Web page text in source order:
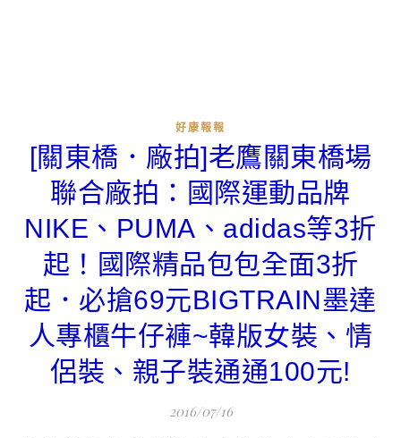
好康報報
[關東橋．廠拍]老鷹關東橋場
聯合廠拍：國際運動品牌
NIKE、PUMA、adidas等3折
起！國際精品包包全面3折
起．必搶69元BIGTRAIN墨達
人專櫃牛仔褲~韓版女裝、情
侶裝、親子裝通通100元!
2016/07/16